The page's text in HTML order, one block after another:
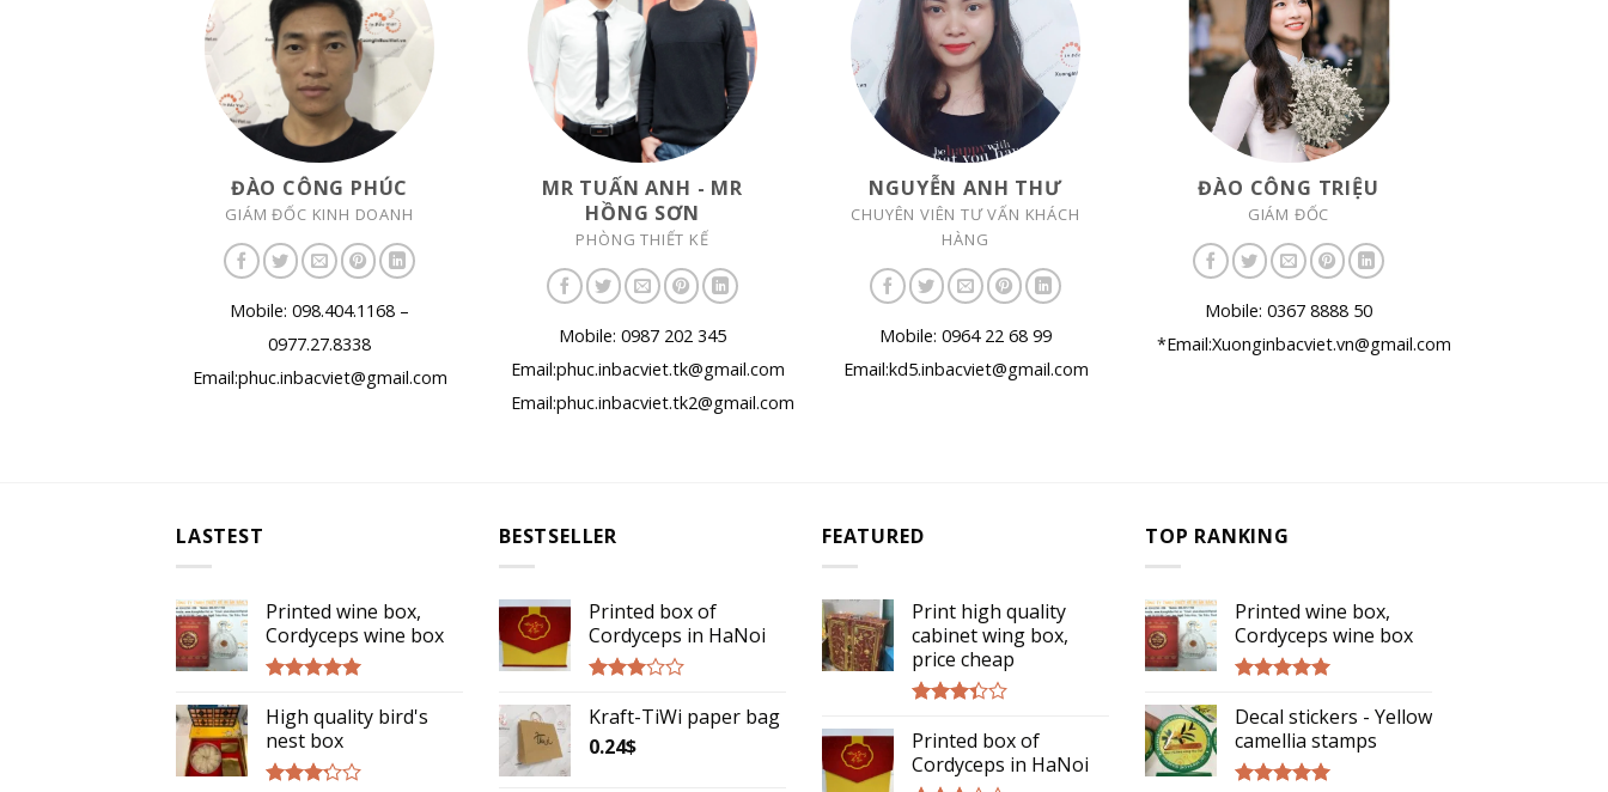
ĐÀO CÔNG PHÚC
GIÁM ĐỐC KINH DOANH
Mobile: 098.404.1168 –
0977.27.8338
Email:phuc.inbacviet@gmail.com
MR TUẤN ANH - MR
HỒNG SƠN
PHÒNG THIẾT KẾ
Mobile: 0987 202 345
Email:phuc.inbacviet.tk@gmail.com
Email:phuc.inbacviet.tk2@gmail.com
NGUYỄN ANH THƯ
CHUYÊN VIÊN TƯ VẤN KHÁCH
HÀNG
Mobile: 0964 22 68 99
Email:kd5.inbacviet@gmail.com
ĐÀO CÔNG TRIỆU
GIÁM ĐỐC
Mobile: 0367 8888 50
*Email:Xuonginbacviet.vn@gmail.com
LASTEST
Printed wine box,
Cordyceps wine box
out of 5
High quality bird's
nest box
BESTSELLER
Printed box of
Cordyceps in HaNoi
2.75
5
Kraft-TiWi paper bag
0.24$
FEATURED
Print high quality
cabinet wing box,
price cheap
3.14
out of
5
Printed box of
Cordyceps in HaNoi
TOP RANKING
Printed wine box,
Cordyceps wine box
out of 5
Decal stickers - Yellow
camellia stamps